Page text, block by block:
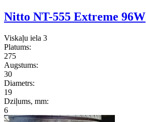
Nitto NT-555 Extreme 96W
Viskaļu iela 3
Platums:
275
Augstums:
30
Diametrs:
19
Dziļums, mm:
6